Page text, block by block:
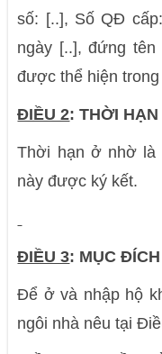
số: [..], Số QĐ
ngày [..], đứng
được thể hiện
ĐIỀU 2: THỜI
Thời hạn ở nhờ là
này được ký kết.
ĐIỀU 3: MỤC
Để ở và nhập hộ
ngôi nhà nêu tại